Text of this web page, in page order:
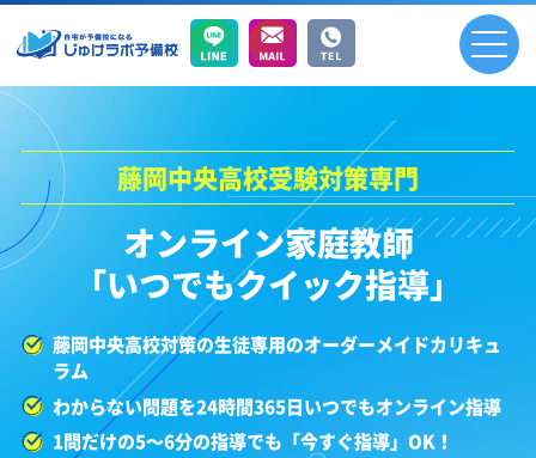
藤岡中央高校受験対策専門
オンライン家庭教師
「いつでもクイック指導」
藤岡中央高校対策の生徒専用のオーダーメイドカリキュ
ラム
わからない問題を24時間365日いつでもオンライン指導
1問だけの5～6分の指導でも「今すぐ指導」OK！